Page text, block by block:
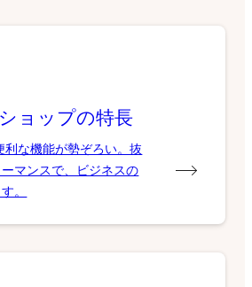
ョップの特長
利な機能が勢ぞろい。抜
マンスで、ビジネスの
。